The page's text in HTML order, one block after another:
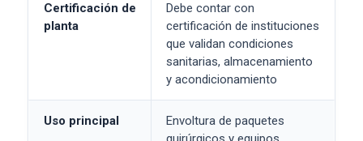
Certificación de
planta
Debe contar con
certificación de instituciones
que validan condiciones
sanitarias, almacenamiento
y acondicionamiento
Uso principal
Envoltura de paquetes